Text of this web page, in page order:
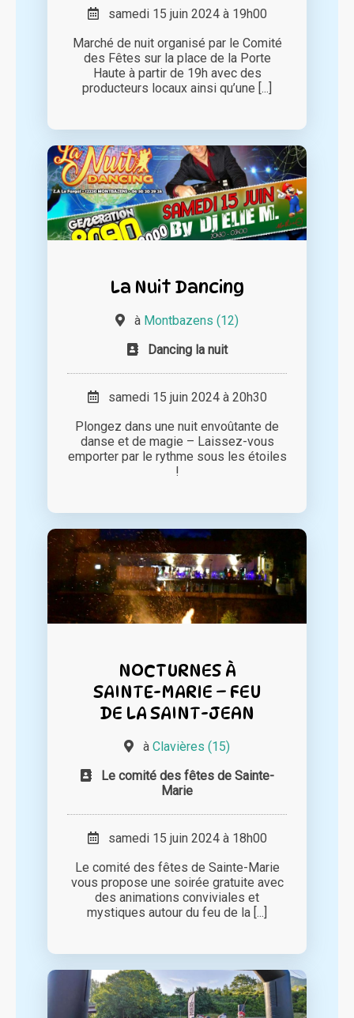
samedi 15 juin 2024 à 19h00
Marché de nuit organisé par le Comité
des Fêtes sur la place de la Porte
Haute à partir de 19h avec des
producteurs locaux ainsi qu’une [...]
La Nuit Dancing
à Montbazens (12)
Dancing la nuit
samedi 15 juin 2024 à 20h30
Plongez dans une nuit envoûtante de
danse et de magie – Laissez-vous
emporter par le rythme sous les étoiles
!
NOCTURNES À
SAINTE-MARIE – FEU
DE LA SAINT-JEAN
à Clavières (15)
Le comité des fêtes de Sainte-
Marie
samedi 15 juin 2024 à 18h00
Le comité des fêtes de Sainte-Marie
vous propose une soirée gratuite avec
des animations conviviales et
mystiques autour du feu de la [...]